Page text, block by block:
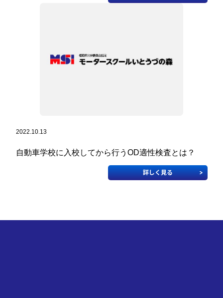
2022.10.13
自動車学校に入校してから行うOD適性検査とは？
詳しく見る